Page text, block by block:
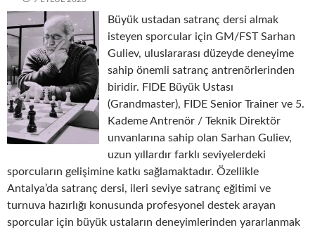
Büyük ustadan satranç dersi almak
isteyen sporcular için GM/FST Sarhan
Guliev, uluslararası düzeyde deneyime
sahip önemli satranç antrenörlerinden
biridir. FIDE Büyük Ustası
(Grandmaster), FIDE Senior Trainer ve 5.
Kademe Antrenör / Teknik Direktör
unvanlarına sahip olan Sarhan Guliev,
uzun yıllardır farklı seviyelerdeki
sporcuların gelişimine katkı sağlamaktadır. Özellikle
Antalya’da satranç dersi, ileri seviye satranç eğitimi ve
turnuva hazırlığı konusunda profesyonel destek arayan
sporcular için büyük ustaların deneyimlerinden yararlanmak